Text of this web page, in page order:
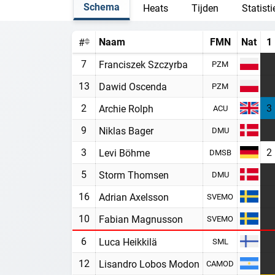
Schema Heats Tijden
# Naam FMN Nat 1
7
Franciszek Szczyrba PZM
13
Dawid Oscenda PZM
2
Archie Rolph ACU 3
9
Niklas Bager DMU
3
Levi Böhme DMSB 2
5
Storm Thomsen DMU
16
Adrian Axelsson SVEMO
10
Fabian Magnusson SVEMO
6
Luca Heikkilä SML
12
Lisandro Lobos Modon CAMOD